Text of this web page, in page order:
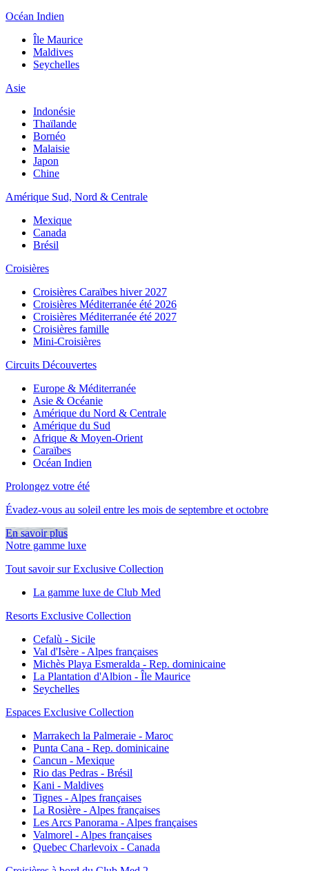
Océan Indien
Île Maurice
Maldives
Seychelles
Asie
Indonésie
Thaïlande
Bornéo
Malaisie
Japon
Chine
Amérique Sud, Nord & Centrale
Mexique
Canada
Brésil
Croisières
Croisières Caraïbes hiver 2027
Croisières Méditerranée été 2026
Croisières Méditerranée été 2027
Croisières famille
Mini-Croisières
Circuits Découvertes
Europe & Méditerranée
Asie & Océanie
Amérique du Nord & Centrale
Amérique du Sud
Afrique & Moyen-Orient
Caraïbes
Océan Indien
Prolongez votre été
Évadez-vous au soleil entre les mois de septembre et octobre
En savoir plus
Notre gamme luxe
Tout savoir sur Exclusive Collection
La gamme luxe de Club Med
Resorts Exclusive Collection
Cefalù - Sicile
Val d'Isère - Alpes françaises
Michès Playa Esmeralda - Rep. dominicaine
La Plantation d'Albion - Île Maurice
Seychelles
Espaces Exclusive Collection
Marrakech la Palmeraie - Maroc
Punta Cana - Rep. dominicaine
Cancun - Mexique
Rio das Pedras - Brésil
Kani - Maldives
Tignes - Alpes françaises
La Rosière - Alpes françaises
Les Arcs Panorama - Alpes françaises
Valmorel - Alpes françaises
Quebec Charlevoix - Canada